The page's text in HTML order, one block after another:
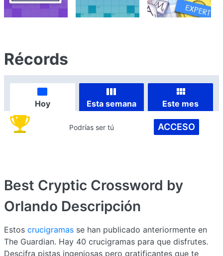
Récords
Hoy Esta semana Este mes
Podrías ser tú ACCESO
Best Cryptic Crossword by
Orlando Descripción
Estos crucigramas se han publicado anteriormente en
The Guardian. Hay 40 crucigramas para que disfrutes.
Descifra pistas ingeniosas pero gratificantes que te